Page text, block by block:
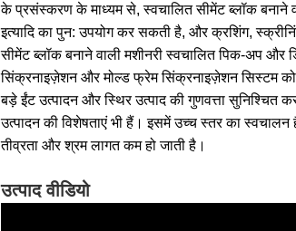
के प्रसंस्करण के माध्यम से, स्वचालित सीमेंट ब्लॉक बनाने
इत्यादि का पुन: उपयोग कर सकती है, और क्रशिंग,
सीमेंट ब्लॉक बनाने वाली मशीनरी स्वचालित पिक-अप और
सिंक्रनाइज़ेशन और मोल्ड फ्रेम सिंक्रनाइज़ेशन सिस्टम को
बड़े ईंट उत्पादन और स्थिर उत्पाद की गुणवत्ता सुनिश्चित
उत्पादन की विशेषताएं भी हैं। इसमें उच्च स्तर का
तीव्रता और श्रम लागत कम हो जाती है।
उत्पाद वीडियो